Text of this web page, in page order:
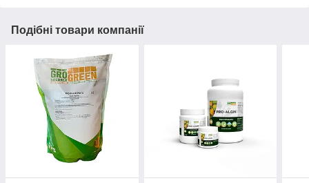
Подібні товари компанії